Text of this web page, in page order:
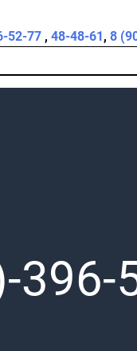
52-77 , 48-48-61, 8
396-